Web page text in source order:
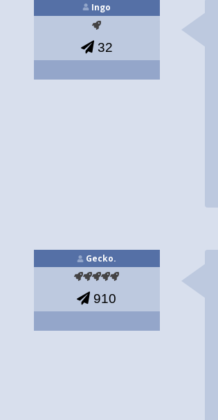
Ingo
32
Gecko.
910